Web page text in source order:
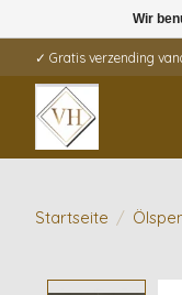
✓ Gratis verzending
Startseite /
Wir